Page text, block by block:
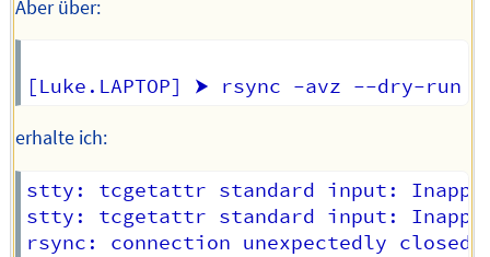
Aber über:
erhalte ich:
stty: tcgetattr standard input:
stty: tcgetattr standard input:
rsync: connection unexpectedly